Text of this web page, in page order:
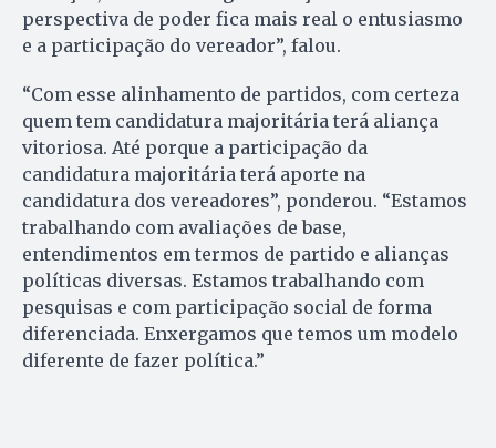
perspectiva de poder fica mais real o entusiasmo
e a participação do vereador”, falou.
“Com esse alinhamento de partidos, com certeza
quem tem candidatura majoritária terá aliança
vitoriosa. Até porque a participação da
candidatura majoritária terá aporte na
candidatura dos vereadores”, ponderou. “Estamos
trabalhando com avaliações de base,
entendimentos em termos de partido e alianças
políticas diversas. Estamos trabalhando com
pesquisas e com participação social de forma
diferenciada. Enxergamos que temos um modelo
diferente de fazer política.”